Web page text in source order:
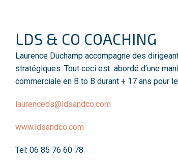
LDS & CO COACHING
Laurence Duchamp accompagne des
stratégiques. Tout ceci est abordé d’une
commerciale en B to B durant + 17 ans pour
laurenceds@ldsandco.com
www.ldsandco.com
Tel: 06 85 76 60 78